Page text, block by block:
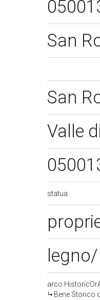
San
San
Valle
statua
Bene Storico